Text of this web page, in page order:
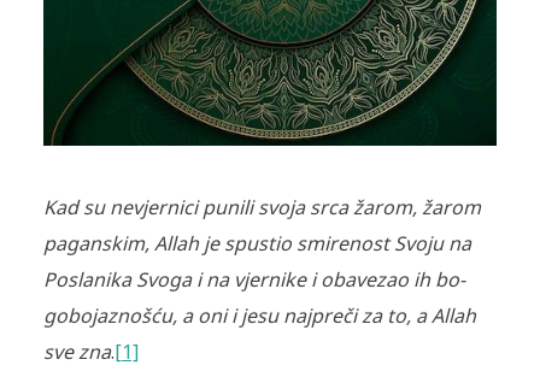
Kad su nevjernici punili svoja srca žarom, žarom
paganskim, Allah je spus­tio smirenost Svoju na
Poslanika Svoga i na vjernike i obavezao ih bo­
gobojaznošću, a oni i jesu najpreči za to, a Allah
sve zna.[1]